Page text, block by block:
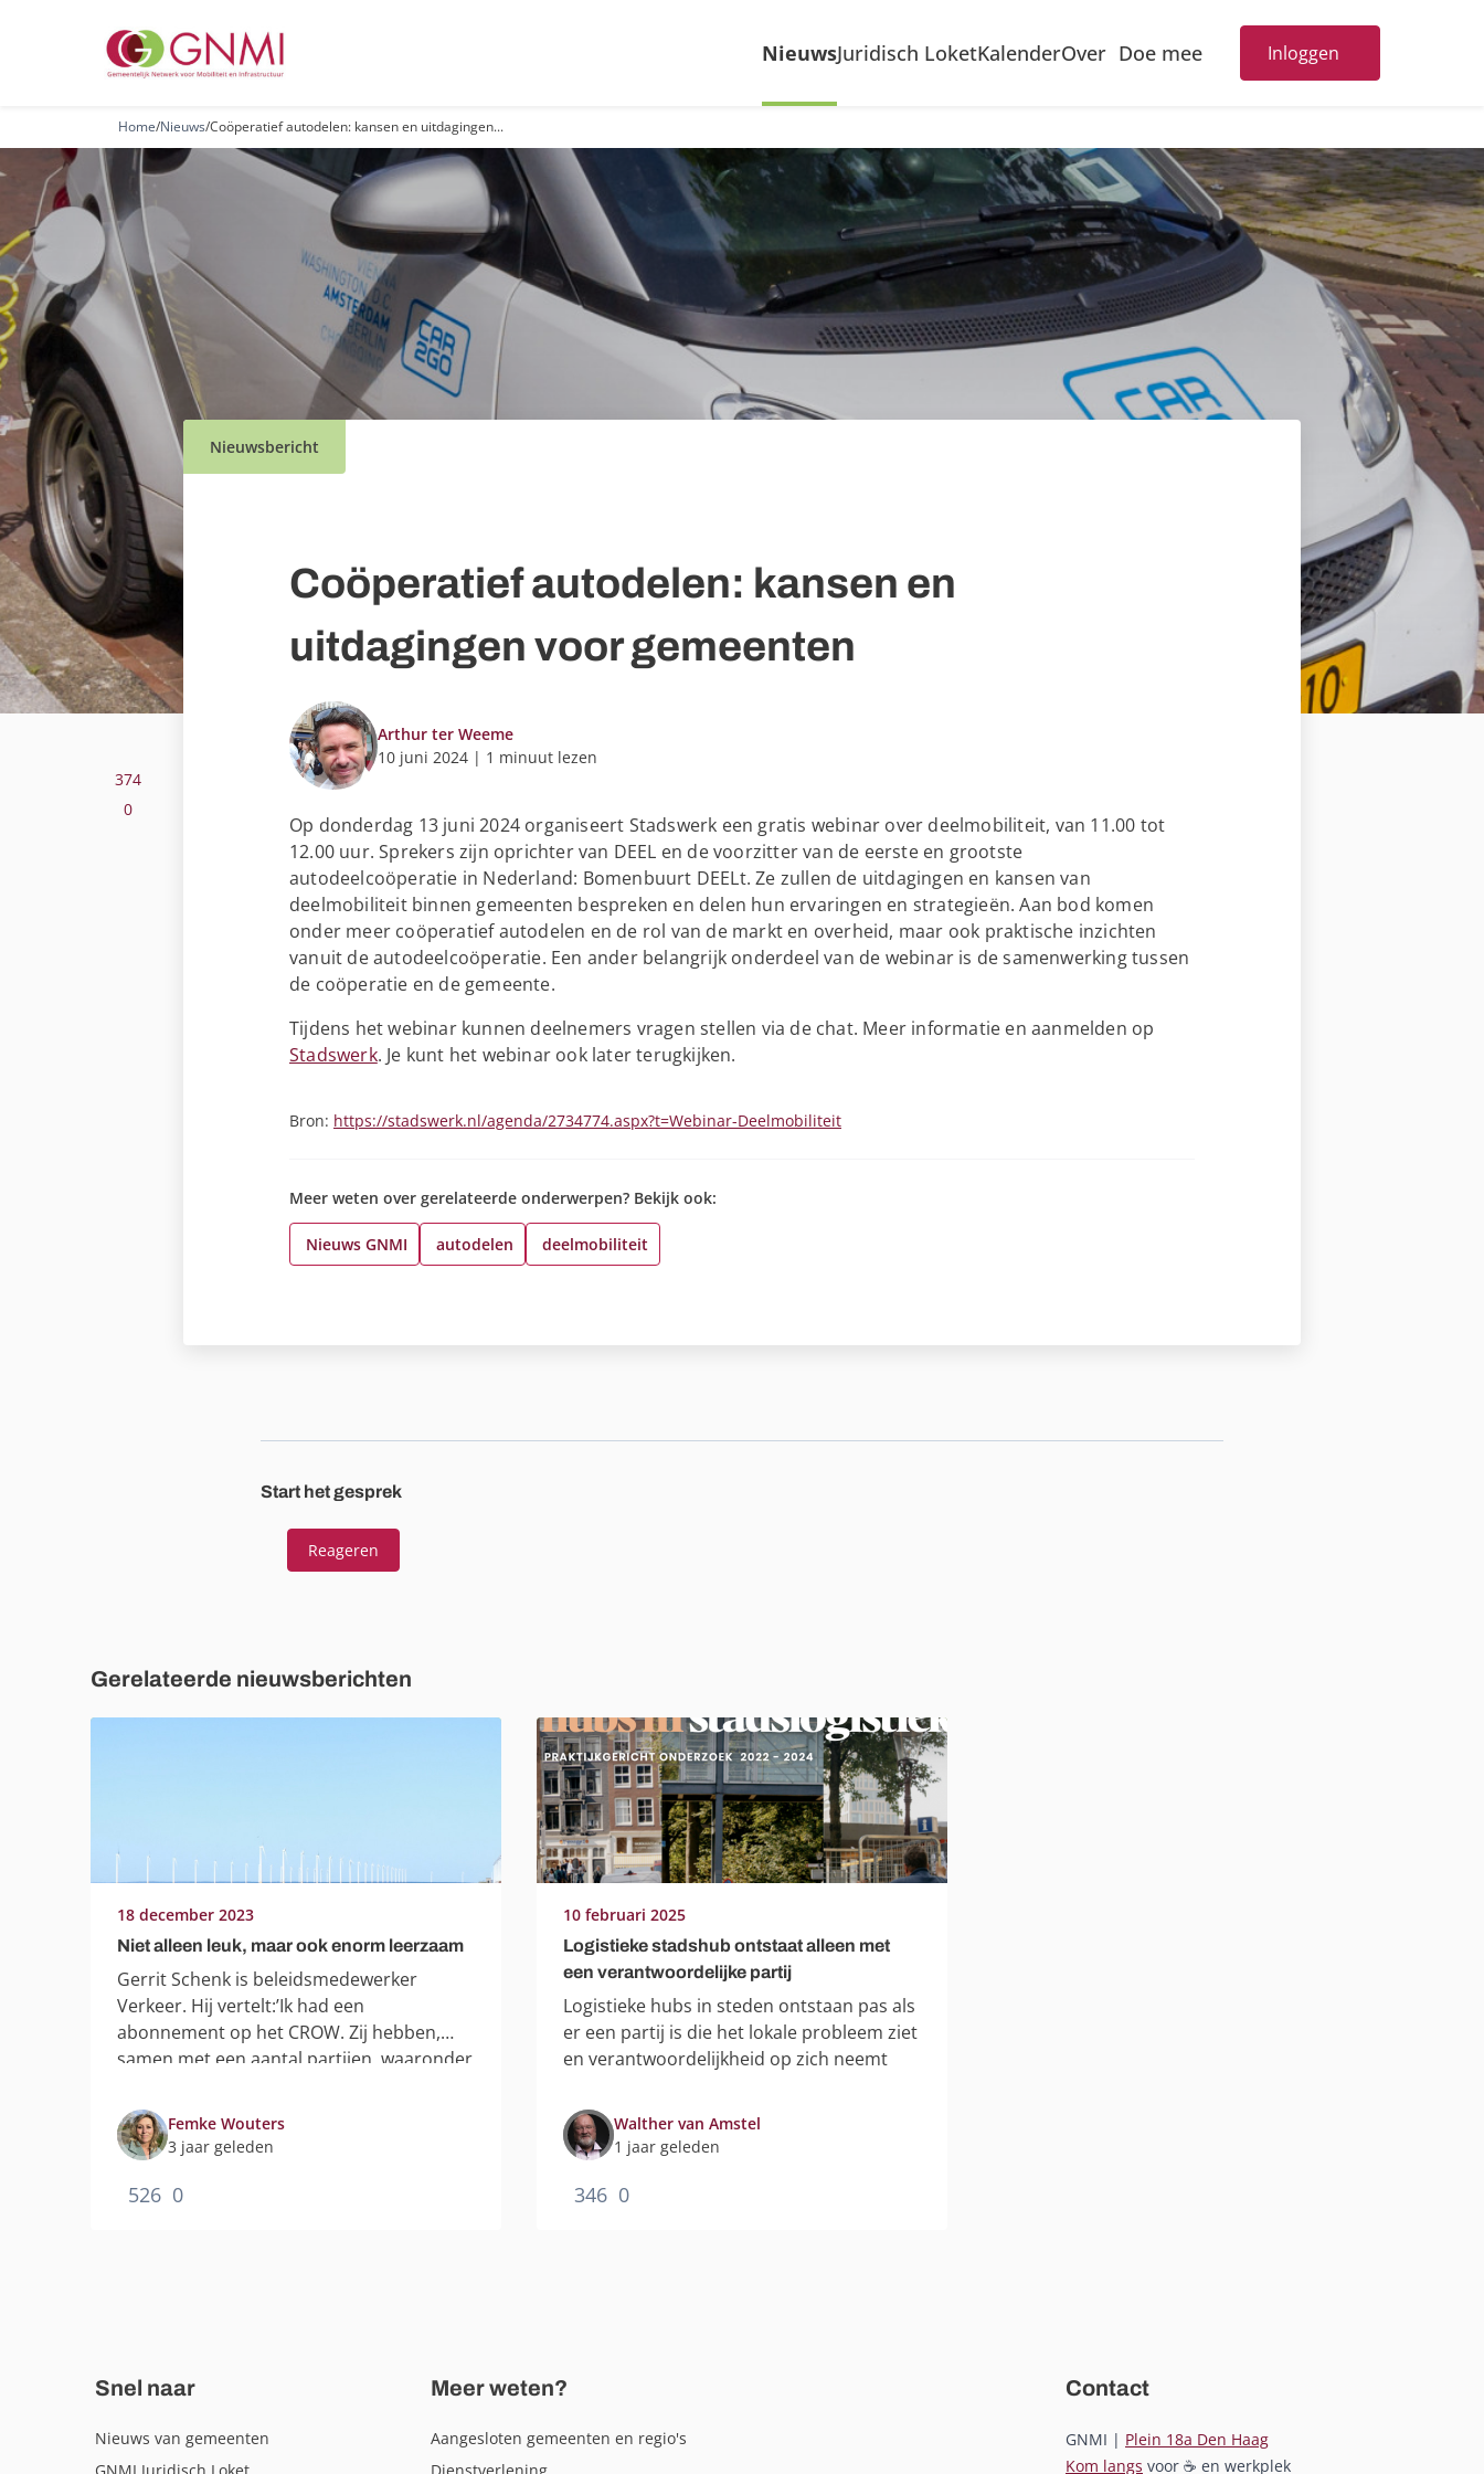
NieuwsJuridisch LoketKalenderOver Doe mee Inloggen
Home/Nieuws/Coöperatief autodelen: kansen en uitdagingen...
Nieuwsbericht
Coöperatief autodelen: kansen en
uitdagingen voor gemeenten
Arthur ter Weeme
10 juni 2024 | 1 minuut lezen
Op donderdag 13 juni 2024 organiseert Stadswerk een gratis webinar over deelmobiliteit, van 11.00 tot
12.00 uur. Sprekers zijn oprichter van DEEL en de voorzitter van de eerste en grootste
autodeelcoöperatie in Nederland: Bomenbuurt DEELt. Ze zullen de uitdagingen en kansen van
deelmobiliteit binnen gemeenten bespreken en delen hun ervaringen en strategieën. Aan bod komen
onder meer coöperatief autodelen en de rol van de markt en overheid, maar ook praktische inzichten
vanuit de autodeelcoöperatie. Een ander belangrijk onderdeel van de webinar is de samenwerking tussen
de coöperatie en de gemeente.
Tijdens het webinar kunnen deelnemers vragen stellen via de chat. Meer informatie en aanmelden op
Stadswerk. Je kunt het webinar ook later terugkijken.
Bron: https://stadswerk.nl/agenda/2734774.aspx?t=Webinar-Deelmobiliteit
Meer weten over gerelateerde onderwerpen? Bekijk ook:
Nieuws GNMI autodelen deelmobiliteit
374
0
Deel op Facebook. Link opent in een nieuw venster.
Deel op Twitter. Link opent in een nieuw venster.
Deel op LinkedIn. Link opent in een nieuw venster.
Start het gesprek
Reageren
Gerelateerde nieuwsberichten
18 december 2023
Niet alleen leuk, maar ook enorm leerzaam
Gerrit Schenk is beleidsmedewerker
Verkeer. Hij vertelt:’Ik had een
abonnement op het CROW. Zij hebben,
samen met een aantal partijen, waaronder
opgericht. Dat was...
Femke Wouters
3 jaar geleden
526 0
10 februari 2025
Logistieke stadshub ontstaat alleen met
een verantwoordelijke partij
Logistieke hubs in steden ontstaan pas als
er een partij is die het lokale probleem ziet
en verantwoordelijkheid op zich neemt
Walther van Amstel
1 jaar geleden
346 0
Snel naar
Nieuws van gemeenten
Meer weten?
Aangesloten gemeenten en regio's
Contact
GNMI | Plein 18a Den Haag
Kom langs voor ☕ en werkplek